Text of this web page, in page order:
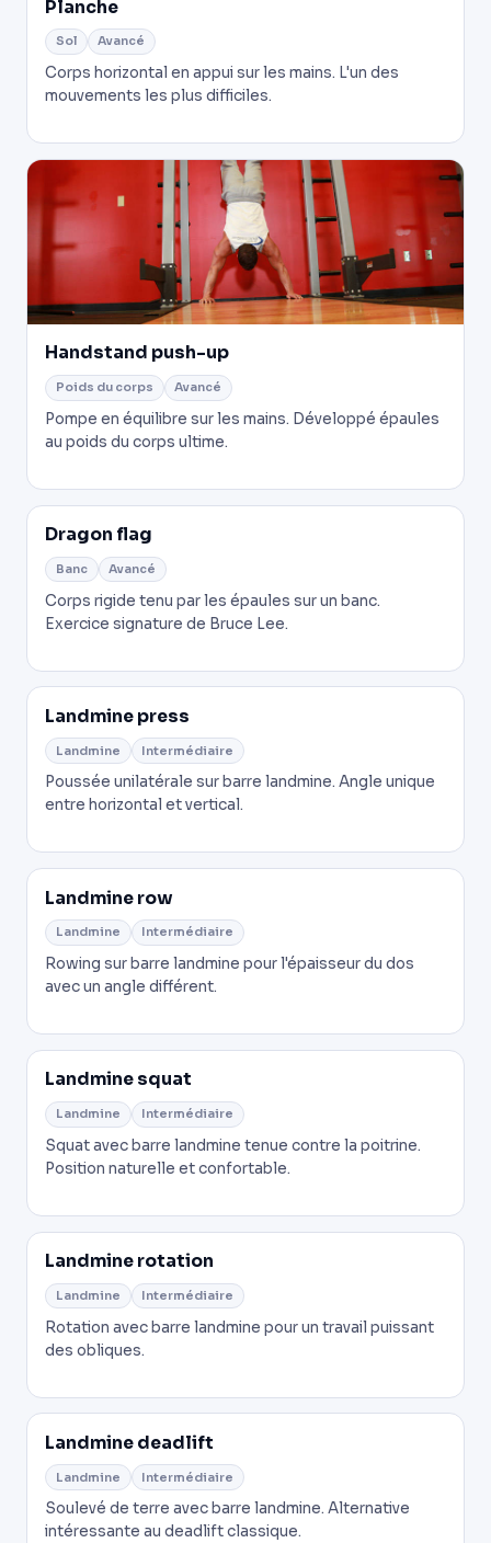
Planche
Sol Avancé
Corps horizontal en appui sur les mains. L'un des
mouvements les plus difficiles.
Handstand push-up
Poids du corps Avancé
Pompe en équilibre sur les mains. Développé épaules
au poids du corps ultime.
Dragon flag
Banc Avancé
Corps rigide tenu par les épaules sur un banc.
Exercice signature de Bruce Lee.
Landmine press
Landmine Intermédiaire
Poussée unilatérale sur barre landmine. Angle unique
entre horizontal et vertical.
Landmine row
Landmine Intermédiaire
Rowing sur barre landmine pour l'épaisseur du dos
avec un angle différent.
Landmine squat
Landmine Intermédiaire
Squat avec barre landmine tenue contre la poitrine.
Position naturelle et confortable.
Landmine rotation
Landmine Intermédiaire
Rotation avec barre landmine pour un travail puissant
des obliques.
Landmine deadlift
Landmine Intermédiaire
Soulevé de terre avec barre landmine. Alternative
intéressante au deadlift classique.